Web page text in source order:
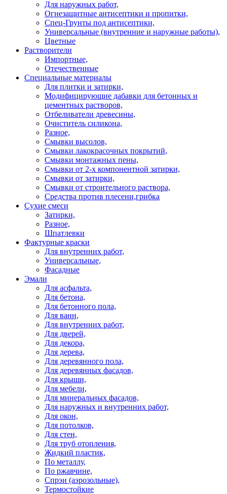
Для наружных работ,
Огнезащитные антисептики и пропитки,
Спец-Грунты под антисептики,
Универсальные (внутренние и наружные работы),
Цветные
Растворители
Импортные,
Отечественные
Специальные материалы
Для плитки и затирки,
Модифицирующие дабавки для бетонных и
цементных растворов,
Отбеливатели древесины,
Очиститель силикона,
Разное,
Смывки высолов,
Смывки лакокрасочных покрытий,
Смывки монтажных пены,
Смывки от 2-х компонентной затирки,
Смывки от затирки,
Смывки от строительного раствора,
Средства против плесени,грибка
Сухие смеси
Затирки,
Разное,
Шпатлевки
Фактурные краски
Для внутренних работ,
Универсальные,
Фасадные
Эмали
Для асфальта,
Для бетона,
Для бетонного пола,
Для ванн,
Для внутренних работ,
Для дверей,
Для декора,
Для дерева,
Для деревянного пола,
Для деревянных фасадов,
Для крыши,
Для мебели,
Для минеральных фасадов,
Для наружных и внутренних работ,
Для окон,
Для потолков,
Для стен,
Для труб отопления,
Жидкий пластик,
По металлу,
По ржавчине,
Спрэи (аэрозольные),
Термостойкие